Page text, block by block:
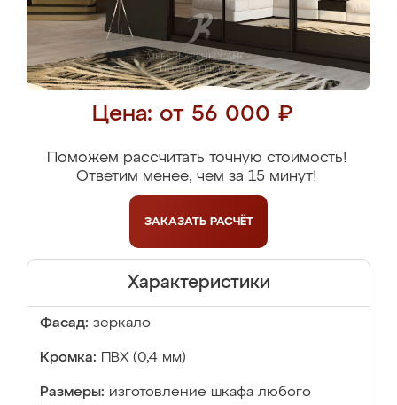
Цена: от 56 000 ₽
Поможем рассчитать точную стоимость!
Ответим менее, чем за 15 минут!
ЗАКАЗАТЬ РАСЧЁТ
Характеристики
Фасад: зеркало
Кромка: ПВХ (0,4 мм)
Размеры: изготовление шкафа любого